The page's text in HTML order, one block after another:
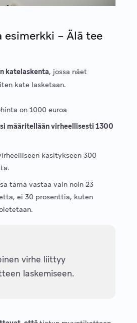
esimerkki – Älä tee
katelaskenta, jossa näet
kate lasketaan.
on 1000 euroa
määritellään virheellisesti 1300
käsitykseen 300
tämä vastaa vain noin 23
ei 30 prosenttia, kuten
virhe liittyy
laskemiseen.